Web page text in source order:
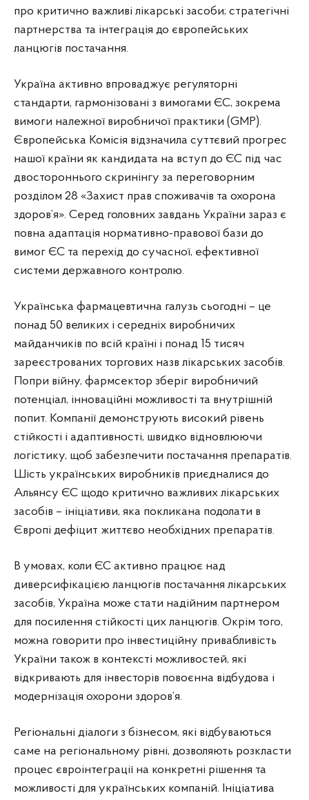
про критично важливі лікарські засоби; стратегічні
партнерства та інтеграція до європейських
ланцюгів постачання.
Україна активно впроваджує регуляторні
стандарти, гармонізовані з вимогами ЄС, зокрема
вимоги належної виробничої практики (GMP).
Європейська Комісія відзначила суттєвий прогрес
нашої країни як кандидата на вступ до ЄС під час
двостороннього скринінгу за переговорним
розділом 28 «Захист прав споживачів та охорона
здоров’я». Серед головних завдань України зараз є
повна адаптація нормативно-правової бази до
вимог ЄС та перехід до сучасної, ефективної
системи державного контролю.
Українська фармацевтична галузь сьогодні – це
понад 50 великих і середніх виробничих
майданчиків по всій країні і понад 15 тисяч
зареєстрованих торгових назв лікарських засобів.
Попри війну, фармсектор зберіг виробничий
потенціал, інноваційні можливості та внутрішній
попит. Компанії демонструють високий рівень
стійкості і адаптивності, швидко відновлюючи
логістику, щоб забезпечити постачання препаратів.
Шість українських виробників приєдналися до
Альянсу ЄС щодо критично важливих лікарських
засобів – ініціативи, яка покликана подолати в
Європі дефіцит життєво необхідних препаратів.
В умовах, коли ЄС активно працює над
диверсифікацією ланцюгів постачання лікарських
засобів, Україна може стати надійним партнером
для посилення стійкості цих ланцюгів. Окрім того,
можна говорити про інвестиційну привабливість
України також в контексті можливостей, які
відкривають для інвесторів повоєнна відбудова і
модернізація охорони здоров’я.
Регіональні діалоги з бізнесом, які відбуваються
саме на регіональному рівні, дозволяють розкласти
процес євроінтеграції на конкретні рішення та
можливості для українських компаній. Ініціатива